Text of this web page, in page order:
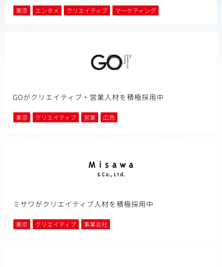
東京 エンタメ クリエイティブ マーケティング
GOがクリエイティブ・営業人材を積極採用中
東京 クリエイティブ 営業 広告
ミサワがクリエイティブ人材を積極採用中
東京 クリエイティブ 事業会社